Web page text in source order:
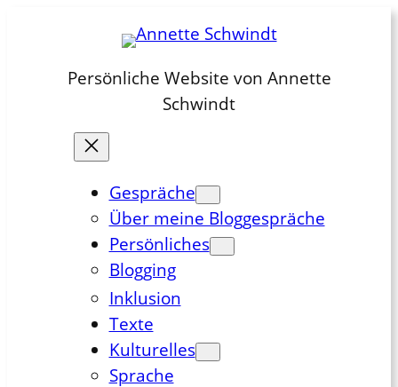
springenPersönliche Website von Annette
Schwindt
Gespräche
Über meine Bloggespräche
Persönliches
Blogging
Inklusion
Texte
Kulturelles
Sprache